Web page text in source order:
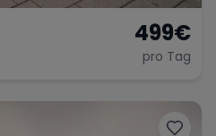
499€
pro Tag